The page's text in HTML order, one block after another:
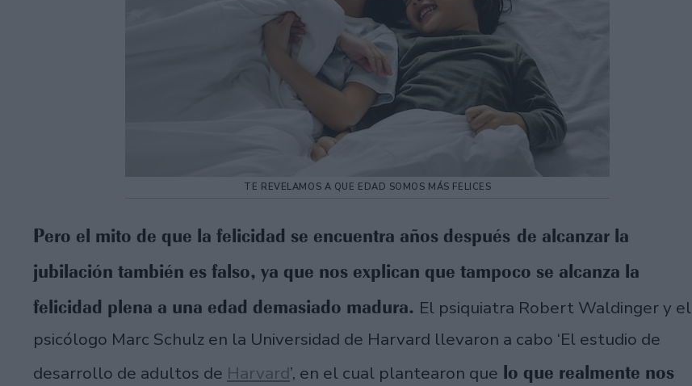
TE REVELAMOS A QUE EDAD SOMOS MÁS FELICES
Pero el mito de que la felicidad se encuentra años después de alcanzar la
jubilación también es falso, ya que nos explican que tampoco se alcanza la
felicidad plena a una edad demasiado madura. El psiquiatra Robert Waldinger y el
psicólogo Marc Schulz en la Universidad de Harvard llevaron a cabo ‘El estudio de
desarrollo de adultos de Harvard’, en el cual plantearon que lo que realmente nos